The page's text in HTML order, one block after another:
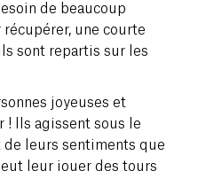
de beaucoup
une courte
sont repartis sur les
joyeuses et
! Ils agissent sous le
de leurs sentiments que
leur jouer des tours